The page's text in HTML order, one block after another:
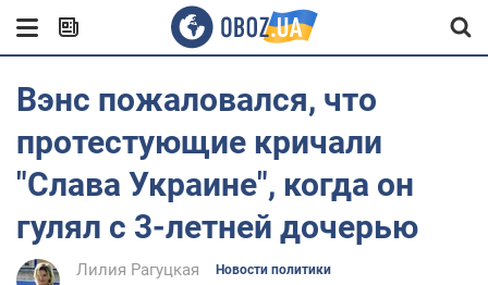
Вэнс пожаловался, что
протестующие кричали
"Слава Украине", когда он
гулял с 3-летней дочерью
Лилия Рагуцкая Новости политики